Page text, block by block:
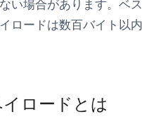
い場合があります。ベ
ロードは数百バイト以
ロードとは